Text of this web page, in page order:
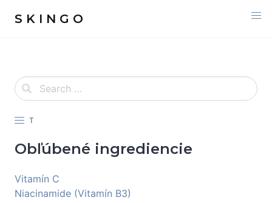
S K I N G O
T
Obľúbené ingrediencie
Vitamín C
Niacinamide (Vitamín B3)